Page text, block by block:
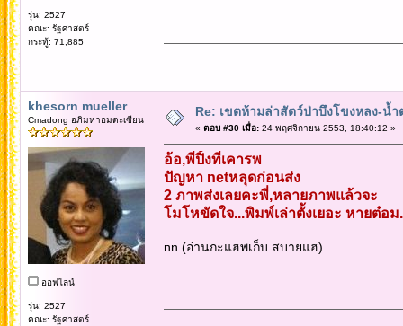
รุ่น: 2527
คณะ: รัฐศาสตร์
กระทู้: 71,885
khesorn mueller
Cmadong อภิมหาอมตะเซียน
ออฟไลน์
รุ่น: 2527
คณะ: รัฐศาสตร์
Re: เขตห้ามล่าสัตว์ป่าบึงโขงหลง-น้
« ตอบ #30 เมื่อ:24 พฤศจิกายน 2553, 18:40:12 »
อ้อ,พี่ปิ้งที่เคารพ
ปัญหา netหลุดก่อนส่ง
2 ภาพส่งเลยคะพี่,หลายภาพแล้วจะ
โมโหขัดใจ...พิมพ์เล่าตั้งเยอะ หายต๋อม.
nn.(อ่านกะแฮพเก็บ สบายแฮ)